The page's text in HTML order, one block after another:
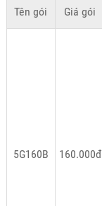
Tên gói Giá gói
5G160B 160.000đ